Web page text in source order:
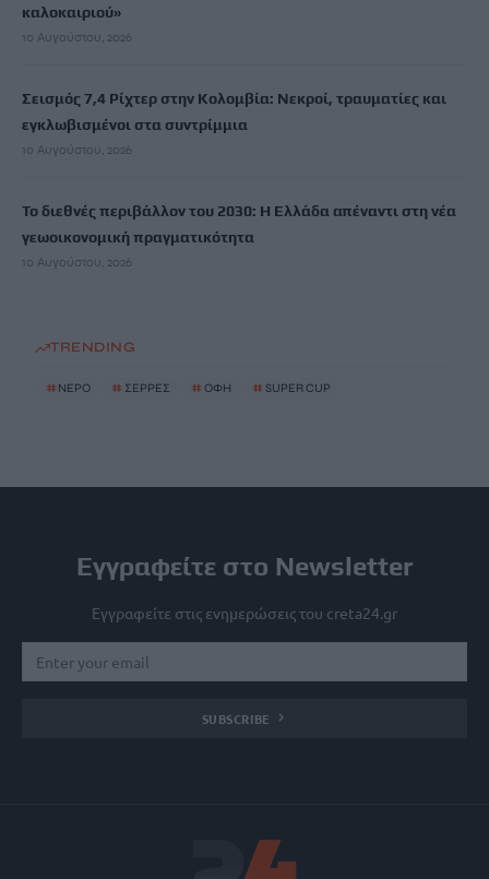
καλοκαιριού»
10 Αυγούστου, 2026
Σεισμός 7,4 Ρίχτερ στην Κολομβία: Νεκροί, τραυματίες και
εγκλωβισμένοι στα συντρίμμια
10 Αυγούστου, 2026
Το διεθνές περιβάλλον του 2030: Η Ελλάδα απέναντι στη νέα
γεωοικονομική πραγματικότητα
10 Αυγούστου, 2026
TRENDING
# ΝΕΡΟ # ΣΕΡΡΕΣ # ΟΦΗ # SUPER CUP
Εγγραφείτε στο Newsletter
Εγγραφείτε στις ενημερώσεις του creta24.gr
SUBSCRIBE